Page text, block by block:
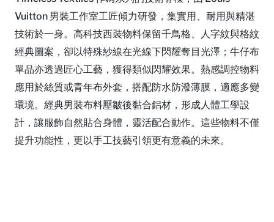
Vuitton 男裝工作室工匠傾力研發，集實用、耐用與精湛
技術於一身。高科技西裝物料保留千鳥格、人字紋與格紋
經典圖案，卻以特殊紗線在光線下閃耀奪目光澤；牛仔布
單品亦透過匠心工藝，獲得類似閃耀效果。熱感調控物料
應用於絲質或青年布外套，搭配防水防潑薄膜，適應多變
環境。經典男裝布料壓皺後黏合鋁材，形成人體工學設
計，讓服飾自然貼合身體，靈活配合動作。這些物料不僅
提升功能性，更以手工技藝引領更有意義的未來。